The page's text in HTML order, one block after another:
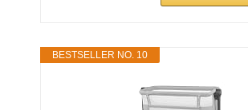
BESTSELLER NO. 10